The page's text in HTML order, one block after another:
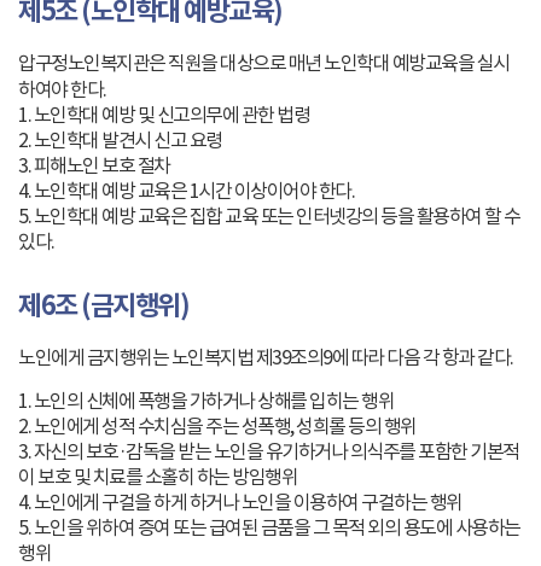
제5조 (노인학대 예방교육)
압구정노인복지관은 직원을 대상으로 매년 노인학대 예방교육을 실시
하여야 한다.
1. 노인학대 예방 및 신고의무에 관한 법령
2. 노인학대 발견시 신고 요령
3. 피해노인 보호 절차
4. 노인학대 예방 교육은 1시간 이상이어야 한다.
5. 노인학대 예방 교육은 집합 교육 또는 인터넷강의 등을 활용하여 할 수
있다.
제6조 (금지행위)
노인에게 금지행위는 노인복지법 제39조의9에 따라 다음 각 항과 같다.
1. 노인의 신체에 폭행을 가하거나 상해를 입히는 행위
2. 노인에게 성적 수치심을 주는 성폭행, 성희롤 등의 행위
3. 자신의 보호·감독을 받는 노인을 유기하거나 의식주를 포함한 기본적
이 보호 및 치료를 소홀히 하는 방임행위
4. 노인에게 구걸을 하게 하거나 노인을 이용하여 구걸하는 행위
5. 노인을 위하여 증여 또는 급여된 금품을 그 목적 외의 용도에 사용하는
행위